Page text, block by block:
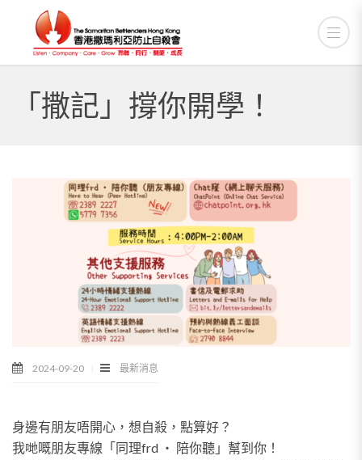
「撒記」撐你開學！
2024-09-20 最新消息
身邊有朋友唔開心，想自殺，點算好？
我哋嘅朋友專線「同理frd ‧ 陪你聽」幫到你！